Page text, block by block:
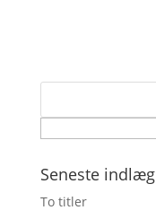
Seneste indlæg
To titler